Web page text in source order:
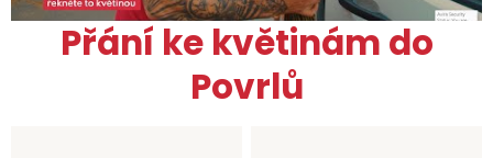
Přání ke květinám do
Povrlů